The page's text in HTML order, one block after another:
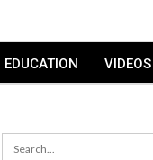
EDUCATION VIDEOS